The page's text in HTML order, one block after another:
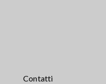
Contatti